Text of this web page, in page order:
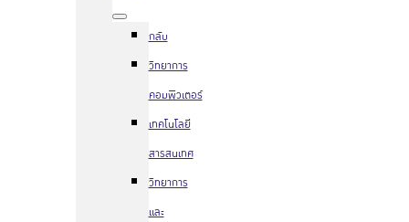
กลับ
วิทยาการ
คอมพิวเตอร์
เทคโนโลยี
สารสนเทศ
วิทยาการ
และ